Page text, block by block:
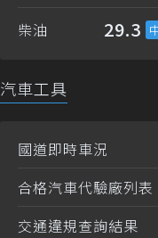
柴油 29.3
汽車工具
國道即時車況
合格汽車代驗廠列表
交通違規查詢結果